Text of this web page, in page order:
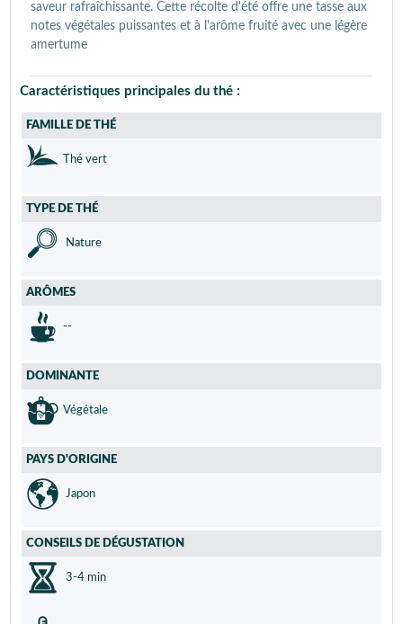
saveur rafraîchissante. Cette récolte d'été offre une tasse aux
notes végétales puissantes et à l'arôme fruité avec une légère
amertume
Caractéristiques principales du thé :
FAMILLE DE THÉ
Thé vert
TYPE DE THÉ
Nature
ARÔMES
--
DOMINANTE
Végétale
PAYS D'ORIGINE
Japon
CONSEILS DE DÉGUSTATION
3-4 min